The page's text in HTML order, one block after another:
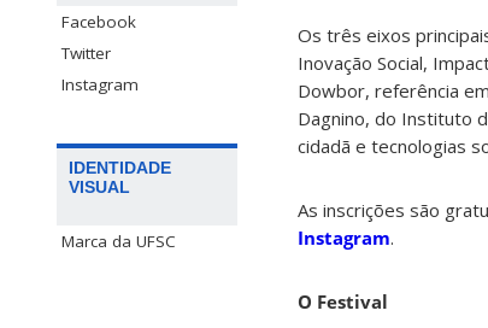
Facebook
Twitter
Instagram
IDENTIDADE
VISUAL
Marca da UFSC
Os três eixos
Inovação Social,
Dowbor, referência
Dagnino, do Instituto
cidadã e tecnologias
As inscrições são
Instagram.
O Festival